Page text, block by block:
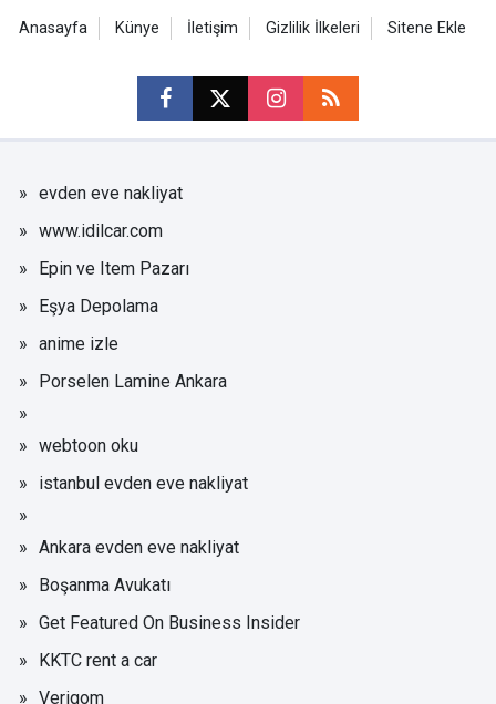
Anasayfa Künye İletişim Gizlilik İlkeleri Sitene Ekle
evden eve nakliyat
www.idilcar.com
Epin ve Item Pazarı
Eşya Depolama
anime izle
Porselen Lamine Ankara
webtoon oku
istanbul evden eve nakliyat
Ankara evden eve nakliyat
Boşanma Avukatı
Get Featured On Business Insider
KKTC rent a car
Verigom